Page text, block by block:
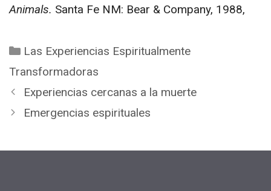
Animals. Santa Fe NM: Bear & Company, 1988,
Categorías
Las Experiencias Espiritualmente
Transformadoras
Experiencias cercanas a la muerte
Emergencias espirituales